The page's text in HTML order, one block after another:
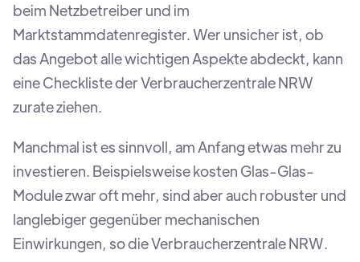
beim Netzbetreiber und im
Marktstammdatenregister. Wer unsicher ist, ob
das Angebot alle wichtigen Aspekte abdeckt, kann
eine Checkliste der Verbraucherzentrale NRW
zurate ziehen.
Manchmal ist es sinnvoll, am Anfang etwas mehr zu
investieren. Beispielsweise kosten Glas-Glas-
Module zwar oft mehr, sind aber auch robuster und
langlebiger gegenüber mechanischen
Einwirkungen, so die Verbraucherzentrale NRW.